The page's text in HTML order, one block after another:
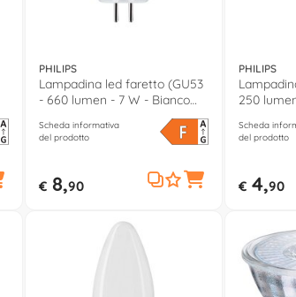
PHILIPS
Lampadina led faretto (GU53
- 660 lumen - 7 W - Bianco
Scheda informativa
del prodotto
€8,90
PHILIPS
250
Scheda
del prodotto
€4,90